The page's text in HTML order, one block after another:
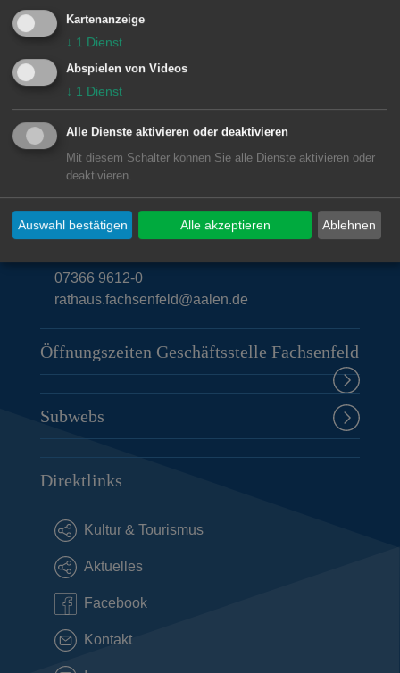
Unsere Anschrift
Geschäftsstelle Fachsenfeld
Waiblinger Straße 1
07366 9612-0
rathaus.fachsenfeld@aalen.de
Öffnungszeiten Geschäftsstelle Fachsenfeld
Subwebs
Direktlinks
Kultur & Tourismus
Aktuelles
Facebook
Kontakt
Kartenanzeige
↓ 1 Dienst
Abspielen von Videos
↓ 1 Dienst
Alle Dienste aktivieren oder deaktivieren
Mit diesem Schalter können Sie alle Dienste aktivieren oder
deaktivieren.
Ablehnen
Auswahl bestätigen Alle akzeptieren